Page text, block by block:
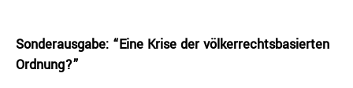
Sonderausgabe: “Eine Krise der völkerrechtsbasierten
Ordnung?”